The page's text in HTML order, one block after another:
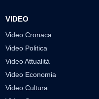
VIDEO
Video Cronaca
Video Politica
Video Attualità
Video Economia
Video Cultura